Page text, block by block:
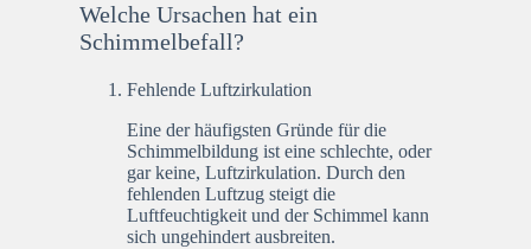
Welche Ursachen hat ein
Schimmelbefall?
Fehlende Luftzirkulation
Eine der häufigsten Gründe für die
Schimmelbildung ist eine schlechte, oder
gar keine, Luftzirkulation. Durch den
fehlenden Luftzug steigt die
Luftfeuchtigkeit und der Schimmel kann
sich ungehindert ausbreiten.